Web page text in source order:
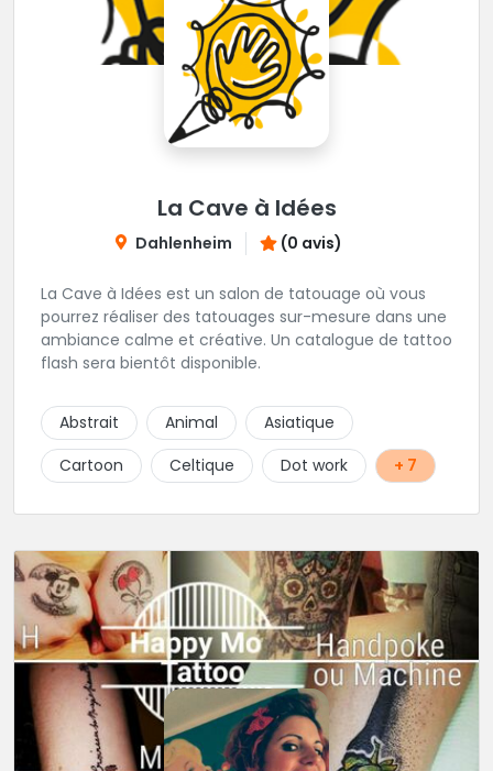
La Cave à Idées
Dahlenheim (0 avis)
La Cave à Idées est un salon de tatouage où vous
pourrez réaliser des tatouages sur-mesure dans une
ambiance calme et créative. Un catalogue de tattoo
flash sera bientôt disponible.
Abstrait Animal
Asiatique
Cartoon
Celtique Dot work + 7